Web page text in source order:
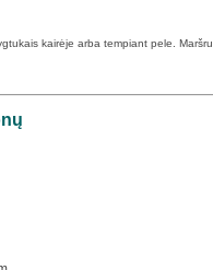
kairėje arba tempiant pele.